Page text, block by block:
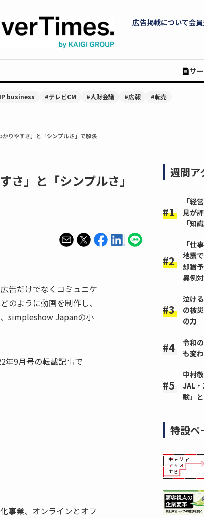
広告掲載について会
サ
business #テレビCM #人財会議 #広報 #転売
りやすさ」と「シンプルさ」で解決
さ」と「シンプルさ」
告だけでなくコミュニケ
のように動画を制作し、
simpleshow Japanの小
年9月号の転載記事で
事業、オンラインとオフ
週間ア
「経
見が
「知
「仕
地震
却猶
異例
泣け
の被
の力
令和
も変
中村
JAL
験」
特設ペ